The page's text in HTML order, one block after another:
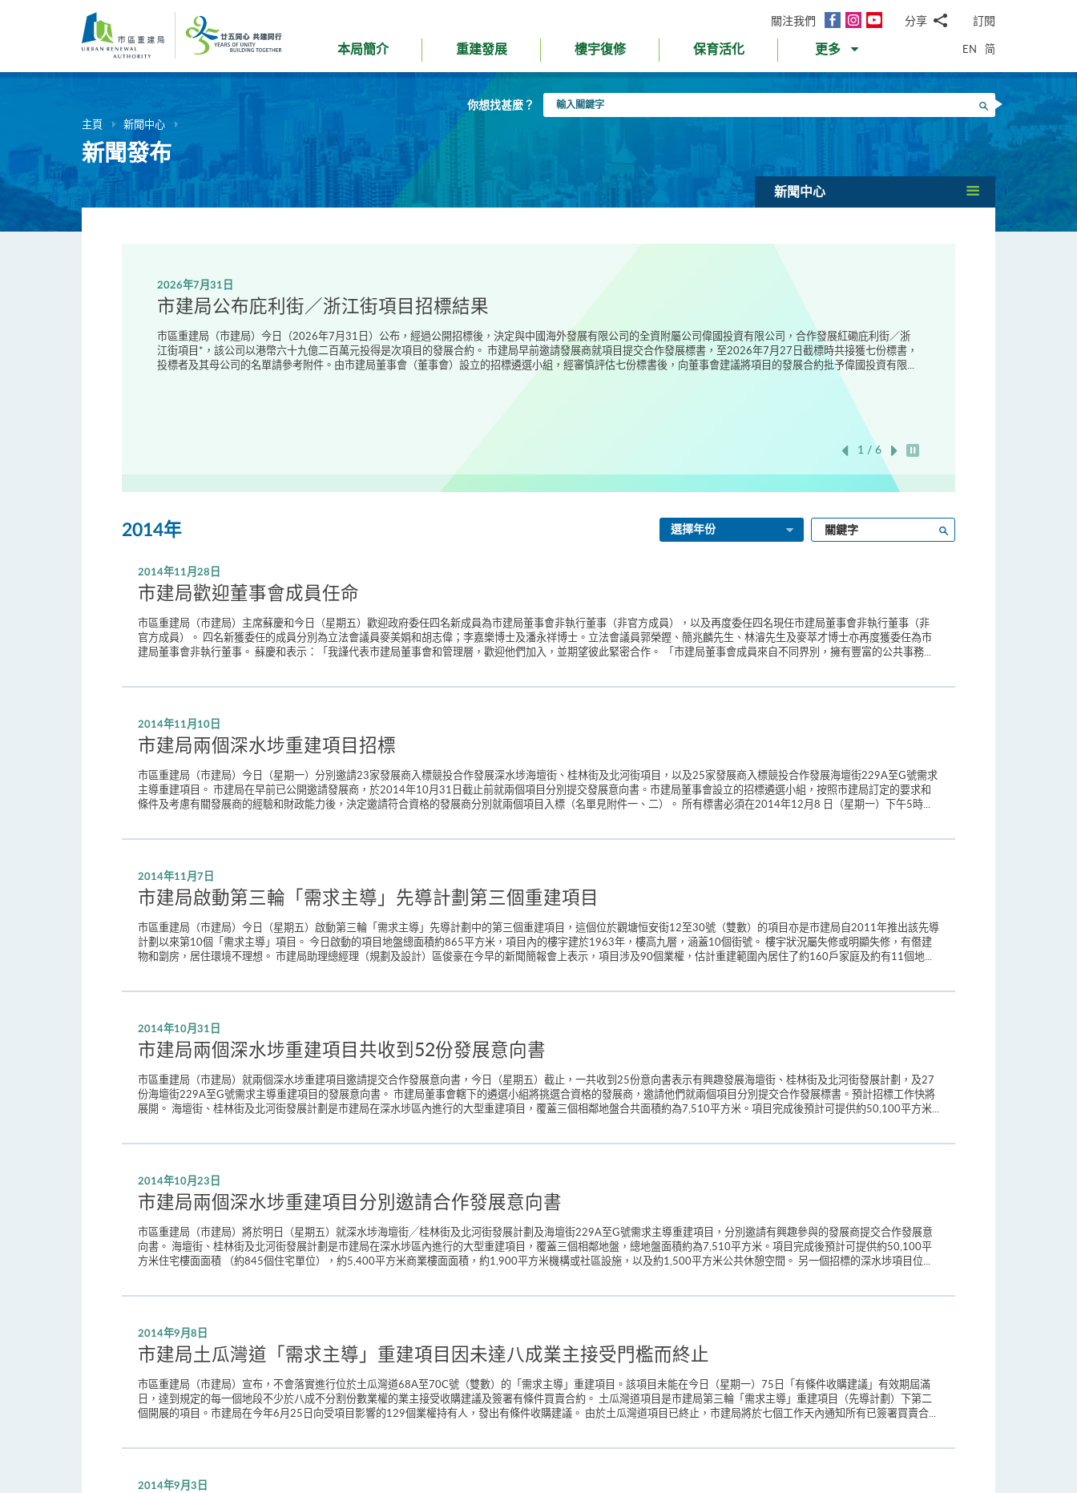
內
關注我們
面
InstagramYouTube分享
郵WhatsApp
微
信
面
書Twitter
LinkedIn
微
訂閱
本局簡介 重建發展 樓宇復修 保育活化 更多 EN 简
你想找甚麼？
入
搜尋
主頁 新聞中心
新聞發布
新聞中心
2026年7月31日
市建局公布庇利街／浙江街項目招標結果
市區重建局（市建局）今日（2026年7月31日）公布，經過公開招標後，決定與中國海外發展有限公司的全資附屬公司偉國投資有限公司，合作發展紅磡庇利街／浙
江街項目*，該公司以港幣六十九億二百萬元投得是次項目的發展合約。 市建局早前邀請發展商就項目提交合作發展標書，至2026年7月27日截標時共接獲七份標書，
投標者及其母公司的名單請參考附件。由市建局董事會（董事會）設立的招標遴選小組，經審慎評估七份標書後，向董事會建議將項目的發展合約批予偉國投資有限...
1 / 6
2014年 選擇年份
輸
入
2014年11月28日
市建局歡迎董事會成員任命
市區重建局（市建局）主席蘇慶和今日（星期五）歡迎政府委任四名新成員為市建局董事會非執行董事（非官方成員），以及再度委任四名現任市建局董事會非執行董事（非
官方成員）。 四名新獲委任的成員分別為立法會議員麥美娟和胡志偉；李嘉樂博士及潘永祥博士。立法會議員郭榮鏗、簡兆麟先生、林濬先生及麥萃才博士亦再度獲委任為市
建局董事會非執行董事。 蘇慶和表示：「我謹代表市建局董事會和管理層，歡迎他們加入，並期望彼此緊密合作。 「市建局董事會成員來自不同界別，擁有豐富的公共事務...
2014年11月10日
市建局兩個深水埗重建項目招標
市區重建局（市建局）今日（星期一）分別邀請23家發展商入標競投合作發展深水埗海壇街、桂林街及北河街項目，以及25家發展商入標競投合作發展海壇街229A至G號需求
主導重建項目。 市建局在早前已公開邀請發展商，於2014年10月31日截止前就兩個項目分別提交發展意向書。市建局董事會設立的招標遴選小組，按照市建局訂定的要求和
條件及考慮有關發展商的經驗和財政能力後，決定邀請符合資格的發展商分別就兩個項目入標（名單見附件一、二）。 所有標書必須在2014年12月8 日（星期一）下午5時...
2014年11月7日
市建局啟動第三輪「需求主導」先導計劃第三個重建項目
市區重建局（市建局）今日（星期五）啟動第三輪「需求主導」先導計劃中的第三個重建項目，這個位於觀塘恒安街12至30號（雙數）的項目亦是市建局自2011年推出該先導
計劃以來第10個「需求主導」項目。 今日啟動的項目地盤總面積約865平方米，項目內的樓宇建於1963年，樓高九層，涵蓋10個街號。 樓宇狀況屬失修或明顯失修，有僭建
物和劏房，居住環境不理想。 市建局助理總經理（規劃及設計）區俊豪在今早的新聞簡報會上表示，項目涉及90個業權，估計重建範圍內居住了約160戶家庭及約有11個地...
2014年10月31日
市建局兩個深水埗重建項目共收到52份發展意向書
市區重建局（市建局）就兩個深水埗重建項目邀請提交合作發展意向書，今日（星期五）截止，一共收到25份意向書表示有興趣發展海壇街、桂林街及北河街發展計劃，及27
份海壇街229A至G號需求主導重建項目的發展意向書。 市建局董事會轄下的遴選小組將挑選合資格的發展商，邀請他們就兩個項目分別提交合作發展標書。預計招標工作快將
展開。 海壇街、桂林街及北河街發展計劃是市建局在深水埗區內進行的大型重建項目，覆蓋三個相鄰地盤合共面積約為7,510平方米。項目完成後預計可提供約50,100平方米...
2014年10月23日
市建局兩個深水埗重建項目分別邀請合作發展意向書
市區重建局（市建局）將於明日（星期五）就深水埗海壇街╱桂林街及北河街發展計劃及海壇街229A至G號需求主導重建項目，分別邀請有興趣參與的發展商提交合作發展意
向書。 海壇街、桂林街及北河街發展計劃是市建局在深水埗區內進行的大型重建項目，覆蓋三個相鄰地盤，總地盤面積約為7,510平方米。項目完成後預計可提供約50,100平
方米住宅樓面面積 （約845個住宅單位），約5,400平方米商業樓面面積，約1,900平方米機構或社區設施，以及約1,500平方米公共休憩空間。 另一個招標的深水埗項目位...
2014年9月8日
市建局土瓜灣道「需求主導」重建項目因未達八成業主接受門檻而終止
市區重建局（市建局）宣布，不會落實進行位於土瓜灣道68A至70C號（雙數）的「需求主導」重建項目。該項目未能在今日（星期一）75日「有條件收購建議」有效期屆滿
日，達到規定的每一個地段不少於八成不分割份數業權的業主接受收購建議及簽署有條件買賣合約。 土瓜灣道項目是市建局第三輪「需求主導」重建項目（先導計劃）下第二
個開展的項目。市建局在今年6月25日向受項目影響的129個業權持有人，發出有條件收購建議。 由於土瓜灣道項目已終止，市建局將於七個工作天內通知所有已簽署買賣合...
2014年9月3日